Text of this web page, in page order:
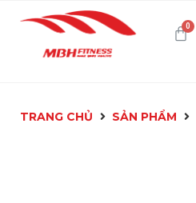
TRANG CHỦ SẢN PHẨM